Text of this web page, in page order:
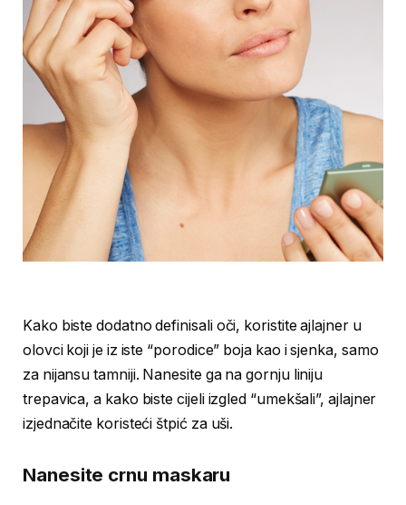
Kako biste dodatno definisali oči, koristite ajlajner u
olovci koji je iz iste “porodice” boja kao i sjenka, samo
za nijansu tamniji. Nanesite ga na gornju liniju
trepavica, a kako biste cijeli izgled “umekšali”, ajlajner
izjednačite koristeći štpić za uši.
Nanesite crnu maskaru